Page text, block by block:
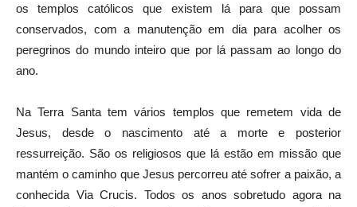
os templos católicos que existem lá para que possam
conservados, com a manutenção em dia para acolher os
peregrinos do mundo inteiro que por lá passam ao longo do
ano.
Na Terra Santa tem vários templos que remetem vida de
Jesus, desde o nascimento até a morte e posterior
ressurreição. São os religiosos que lá estão em missão que
mantém o caminho que Jesus percorreu até sofrer a paixão, a
conhecida Via Crucis. Todos os anos sobretudo agora na